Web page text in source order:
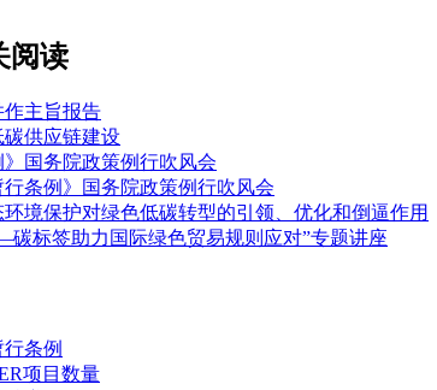
阅读
作主旨报告
碳供应链建设
国务院政策例行吹风会
条例》国务院政策例行吹风会
境保护对绿色低碳转型的引领、优化和倒逼作用
标签助力国际绿色贸易规则应对”专题讲座
条例
项目数量